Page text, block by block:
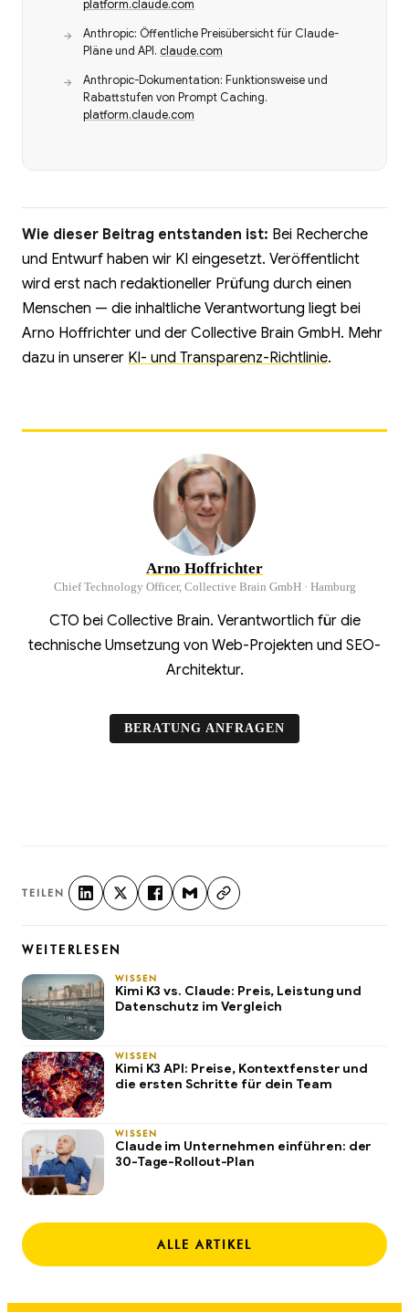
platform.claude.com
Anthropic: Öffentliche Preisübersicht für Claude-
Pläne und API. claude.com
Anthropic-Dokumentation: Funktionsweise und
Rabattstufen von Prompt Caching.
platform.claude.com
Wie dieser Beitrag entstanden ist: Bei Recherche
und Entwurf haben wir KI eingesetzt. Veröffentlicht
wird erst nach redaktioneller Prüfung durch einen
Menschen — die inhaltliche Verantwortung liegt bei
Arno Hoffrichter und der Collective Brain GmbH. Mehr
dazu in unserer KI- und Transparenz-Richtlinie.
Arno Hoffrichter
Chief Technology Officer, Collective Brain GmbH · Hamburg
CTO bei Collective Brain. Verantwortlich für die
technische Umsetzung von Web-Projekten und SEO-
Architektur.
BERATUNG ANFRAGEN
TEILEN
WEITERLESEN
WISSEN
Kimi K3 vs. Claude: Preis, Leistung und
Datenschutz im Vergleich
WISSEN
Kimi K3 API: Preise, Kontextfenster und
die ersten Schritte für dein Team
WISSEN
Claude im Unternehmen einführen: der
30-Tage-Rollout-Plan
ALLE ARTIKEL